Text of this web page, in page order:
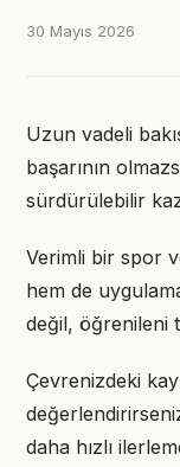
30 Mayıs 2026
Uzun vadeli
başarının
sürdürülebilir
Verimli bir spor
hem de
değil, öğrenileni
Çevrenizdeki
daha hızlı